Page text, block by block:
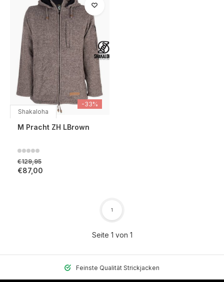
-33%
Shakaloha
M Pracht ZH LBrown
€129,95
€87,00
Seite 1 von 1
1
Feinste Qualität Strickjacken